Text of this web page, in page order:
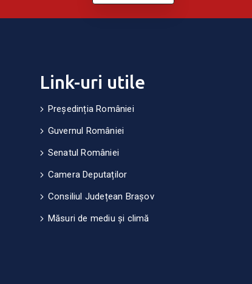
Link-uri utile
Președinția României
Guvernul României
Senatul României
Camera Deputaților
Consiliul Județean Brașov
Măsuri de mediu și climă